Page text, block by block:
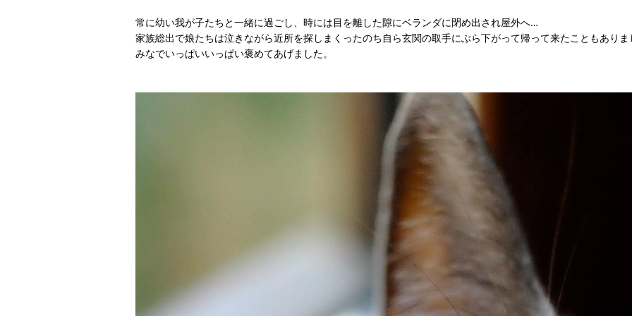
常に幼い我が子たちと一緒に過ごし、時には目を離した隙にベランダに閉め出され屋外へ…
家族総出で娘たちは泣きながら近所を探しまくったのち自ら玄関の取手にぶら下がって帰って来たこともありま
みなでいっぱいいっぱい褒めてあげました。